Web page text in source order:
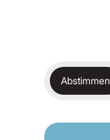
Abstimmen